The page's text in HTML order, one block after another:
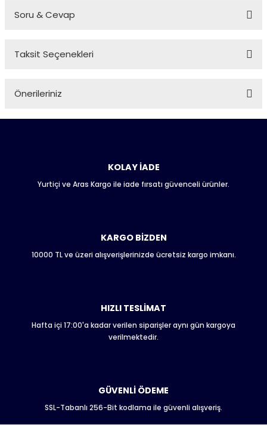
Soru & Cevap
Ürün hakkında henüz soru sorulmamış.
Taksit Seçenekleri
Önerileriniz
Bu ürünün fiyat bilgisi, resim, ürün açıklamalarında ve diğer
Ürün resmi kalitesiz, bozuk veya görüntülenemiyor.
Ürün fiyatı diğer sitelerden daha pahalı.
Bu ürüne benzer farklı alternatifler olmalı.
Gönder
KOLAY İADE
Yurtiçi ve Aras Kargo ile iade fırsatı güvenceli ürünler.
KARGO BİZDEN
10000 TL ve üzeri alışverişlerinizde ücretsiz kargo imkanı.
HIZLI TESLİMAT
Hafta içi 17:00'a kadar verilen siparişler aynı gün kargoya
verilmektedir.
GÜVENLİ ÖDEME
SSL-Tabanlı 256-Bit kodlama ile güvenli alışveriş.